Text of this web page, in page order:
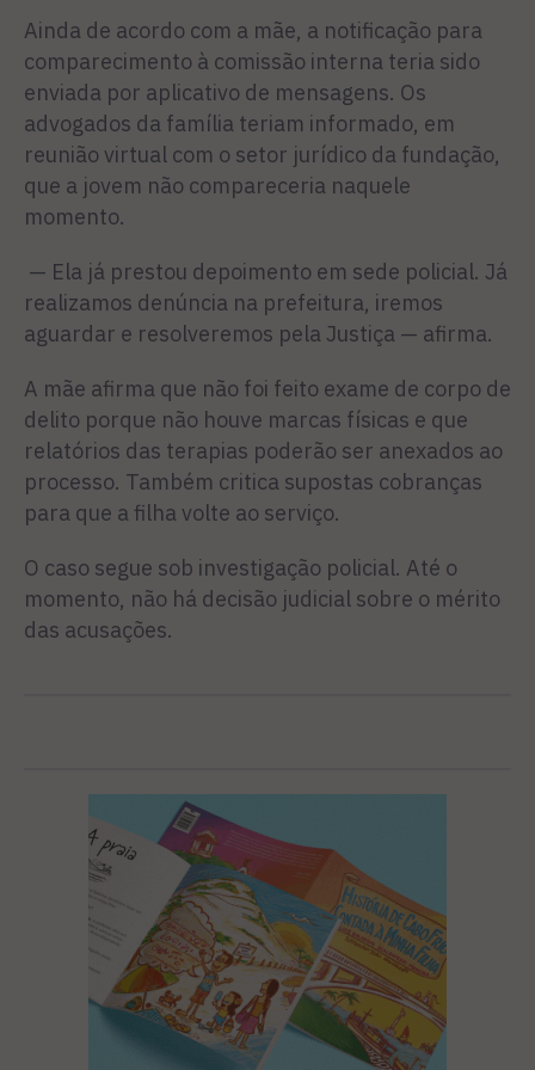
Ainda de acordo com a mãe, a notificação para
comparecimento à comissão interna teria sido
enviada por aplicativo de mensagens. Os
advogados da família teriam informado, em
reunião virtual com o setor jurídico da fundação,
que a jovem não compareceria naquele
momento.
— Ela já prestou depoimento em sede policial. Já
realizamos denúncia na prefeitura, iremos
aguardar e resolveremos pela Justiça — afirma.
A mãe afirma que não foi feito exame de corpo de
delito porque não houve marcas físicas e que
relatórios das terapias poderão ser anexados ao
processo. Também critica supostas cobranças
para que a filha volte ao serviço.
O caso segue sob investigação policial. Até o
momento, não há decisão judicial sobre o mérito
das acusações.